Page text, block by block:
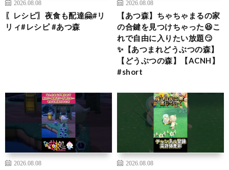
2026.08.08
〖レシピ〗夜食も配達🤗#リ
リィ#レシピ #あつ森
2026.08.08
【あつ森】ちゃちゃまるの家
の合鍵を見つけちゃった😆こ
れで自由に入りたい放題😏
✨【あつまれどうぶつの森】
【どうぶつの森】【ACNH】
#short
2026.08.08 2026.08.08